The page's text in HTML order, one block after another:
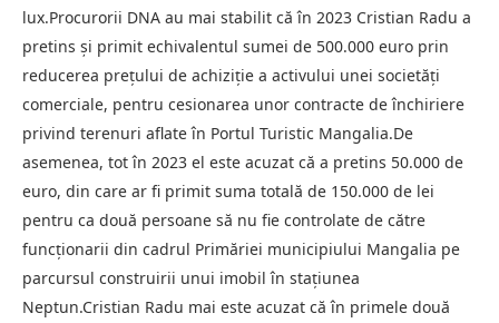
lux.Procurorii DNA au mai stabilit că în 2023 Cristian Radu a
pretins şi primit echivalentul sumei de 500.000 euro prin
reducerea preţului de achiziţie a activului unei societăţi
comerciale, pentru cesionarea unor contracte de închiriere
privind terenuri aflate în Portul Turistic Mangalia.De
asemenea, tot în 2023 el este acuzat că a pretins 50.000 de
euro, din care ar fi primit suma totală de 150.000 de lei
pentru ca două persoane să nu fie controlate de către
funcţionarii din cadrul Primăriei municipiului Mangalia pe
parcursul construirii unui imobil în staţiunea
Neptun.Cristian Radu mai este acuzat că în primele două